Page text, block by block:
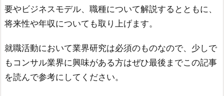
要やビジネスモデル、職種について解説するとともに、
将来性や年収についても取り上げます。
就職活動において業界研究は必須のものなので、少しで
もコンサル業界に興味がある方はぜひ最後までこの記事
を読んで参考にしてください。